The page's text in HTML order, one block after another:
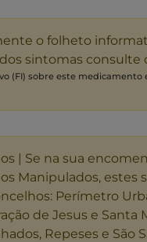
o folheto
sintomas
(FI) sobre este
| Se na sua
Manipulados, estes
Perímetro
de Jesus e Santa
Repeses e São